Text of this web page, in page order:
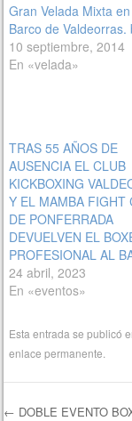
Gran Velada Mixta
Barco de Valdeorras.
10 septiembre, 2014
En «velada»
TRAS 55 AÑOS DE
AUSENCIA EL CLUB
KICKBOXING
Y EL MAMBA FIGHT
DE PONFERRADA
DEVUELVEN EL
PROFESIONAL AL
24 abril, 2023
En «eventos»
Esta entrada se publicó
enlace permanente
← DOBLE EVENTO